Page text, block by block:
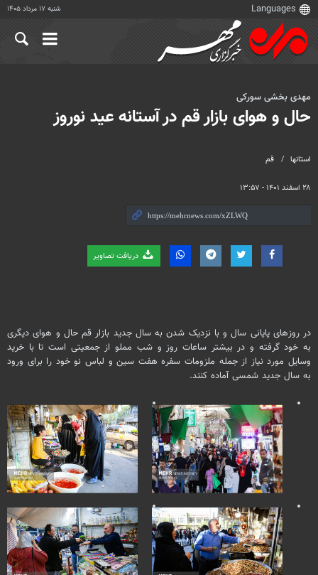
شنبه ۱۷ مرداد ۱۴۰۵
استانها قم
۲۸ اسفند ۱۴۰۱ - ۱۳:۵۷
دریافت تصاویر
مهدی بخشی سورکی
حال و هوای بازار قم در آستانه عید نوروز
در روزهای پایانی سال و با نزدیک شدن به سال جدید بازار قم حال و هوای دیگری
به خود گرفته و در بیشتر ساعات روز و شب مملو از جمعیتی است تا با خرید
وسایل مورد نیاز از جمله ملزومات سفره هفت سین و لباس نو خود را برای ورود
به سال جدید شمسی آماده کنند.